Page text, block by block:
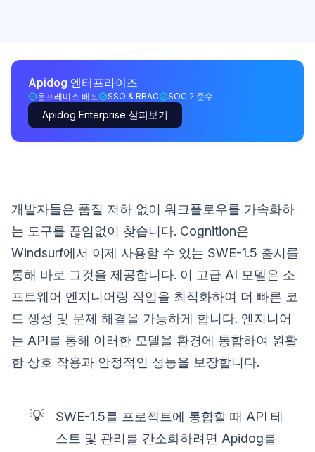
Apidog 엔터프라이즈
온프레미스 배포 SSO & RBAC SOC 2 준수
Apidog Enterprise 살펴보기
개발자들은 품질 저하 없이 워크플로우를 가속화하
는 도구를 끊임없이 찾습니다. Cognition은
Windsurf에서 이제 사용할 수 있는 SWE-1.5 출시를
통해 바로 그것을 제공합니다. 이 고급 AI 모델은 소
프트웨어 엔지니어링 작업을 최적화하여 더 빠른 코
드 생성 및 문제 해결을 가능하게 합니다. 엔지니어
는 API를 통해 이러한 모델을 환경에 통합하여 원활
한 상호 작용과 안정적인 성능을 보장합니다.
💡
SWE-1.5를 프로젝트에 통합할 때 API 테
스트 및 관리를 간소화하려면 Apidog를